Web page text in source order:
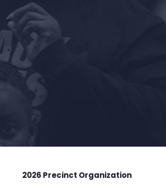
2026 Precinct Organization